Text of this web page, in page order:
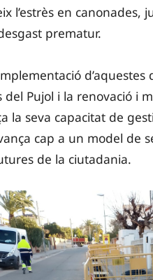
l’estrès en
prematur.
del Pujol i la renovació i
la seva capacitat de
cap a un model de
de la ciutadania.